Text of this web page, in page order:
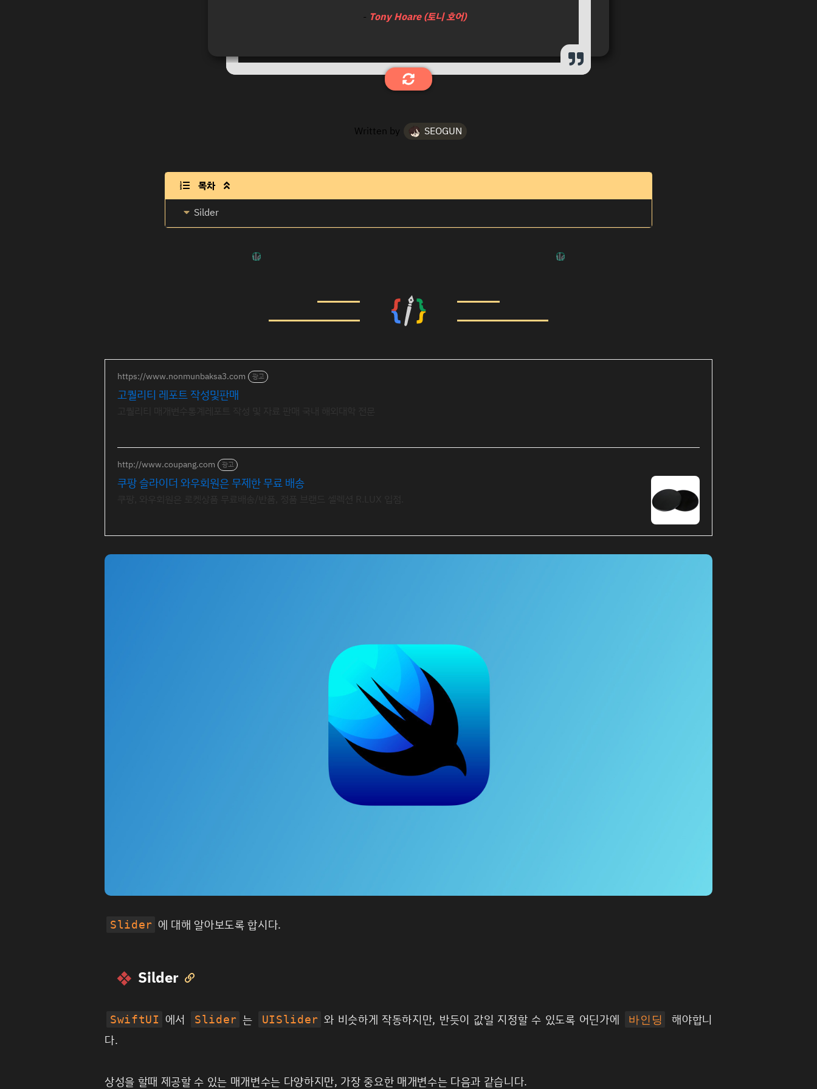
- Tony Hoare (토니 호어)
Written by SEOGUN
목차 
Silder
https://www.nonmunbaksa3.com 광고
고퀄리티 레포트 작성및판매
http://www.coupang.com 광고
쿠팡 슬라이더 와우회원은 무제한 무료 배송
Slider 에 대해 알아보도록 합시다.
Silder 
SwiftUI 에서 Slider 는 UISlider 와 비슷하게 작동하지만, 반듯이 값일 지정할 수 있도록 어딘가에 바인딩
해야합니
다.
상성을 할때 제공할 수 있는 매개변수는 다양하지만, 가장 중요한 매개변수는 다음과 같습니다.